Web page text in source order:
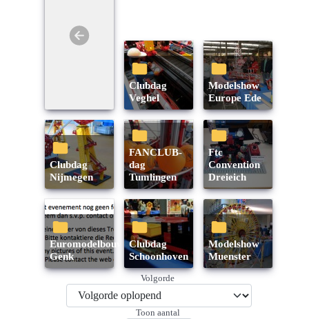
Clubdag
Veghel
Modelshow
Europe Ede
Clubdag
Nijmegen
FANCLUB-
dag
Tumlingen
ftc
Convention
Dreieich
Euromodelbouw
Genk
Clubdag
Schoonhoven
Modelshow
Muenster
Volgorde
Toon aantal